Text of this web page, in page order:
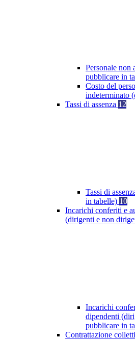
Personale non
pubblicare in
Costo del
indeterminato
Tassi di assenza 12
Tassi di
in tabelle) 10
Incarichi conferiti e
(dirigenti e non
Incarichi
dipendenti
pubblicare in
Contrattazione